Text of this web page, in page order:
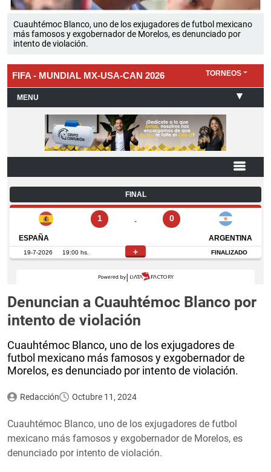
Cuauhtémoc Blanco, uno de los exjugadores de futbol mexicano
más famosos y exgobernador de Morelos, es denunciado por
intento de violación.
Denuncian a Cuauhtémoc Blanco por
intento de violación
Cuauhtémoc Blanco, uno de los exjugadores de
futbol mexicano más famosos y exgobernador de
Morelos, es denunciado por intento de violación.
Redacción Octubre 11, 2024
Cuauhtémoc Blanco, uno de los exjugadores de futbol
mexicano más famosos y exgobernador de Morelos, es
denunciado por intento de violación.